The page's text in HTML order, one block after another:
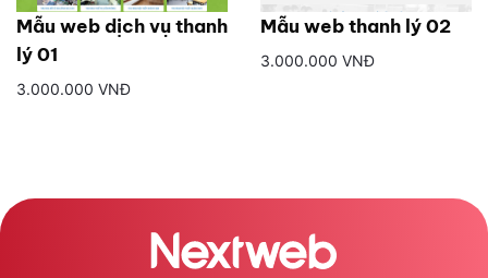
Mẫu web dịch vụ thanh
lý 01
3.000.000 VNĐ
Mẫu web thanh lý 02
3.000.000 VNĐ